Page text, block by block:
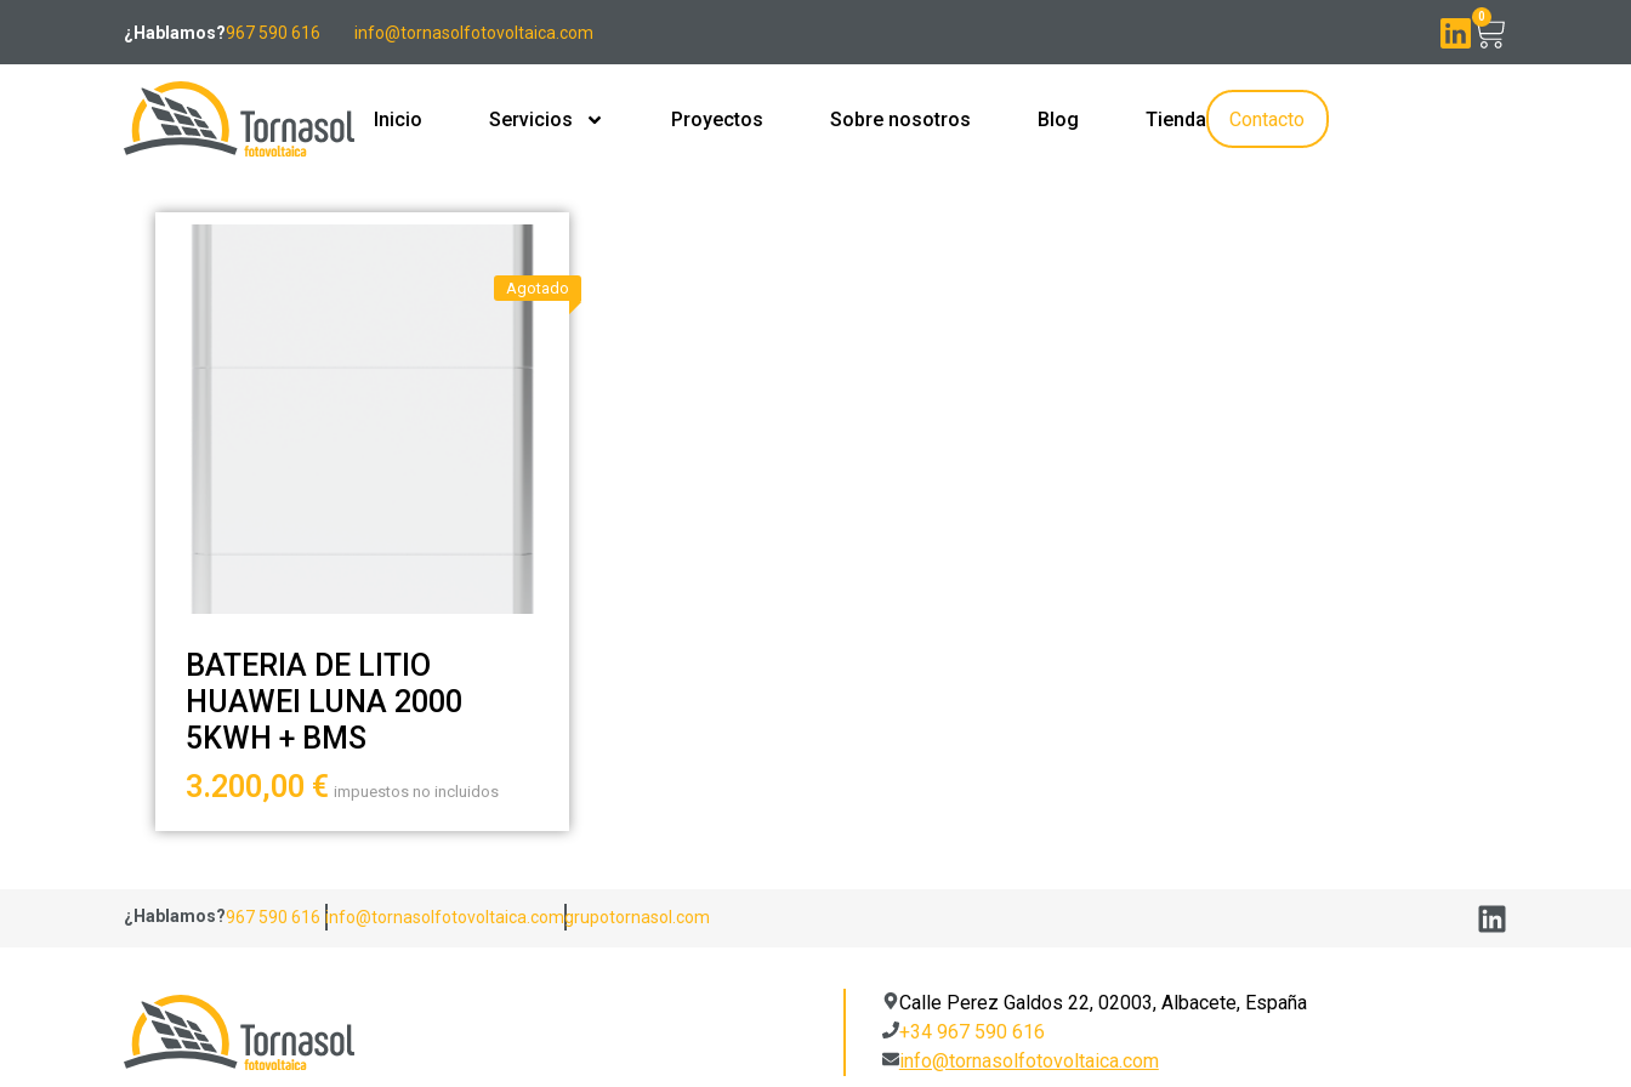
¿Hablamos?967 590 616 info@tornasolfotovoltaica.com
0
Inicio Servicios Proyectos Sobre nosotros Blog Tienda Contacto
Agotado
BATERIA DE LITIO
HUAWEI LUNA 2000
5KWH + BMS
3.200,00 € impuestos no incluidos
¿Hablamos?967 590 616 info@tornasolfotovoltaica.comgrupotornasol.com
Calle Perez Galdos 22, 02003, Albacete, España
+34 967 590 616
info@tornasolfotovoltaica.com